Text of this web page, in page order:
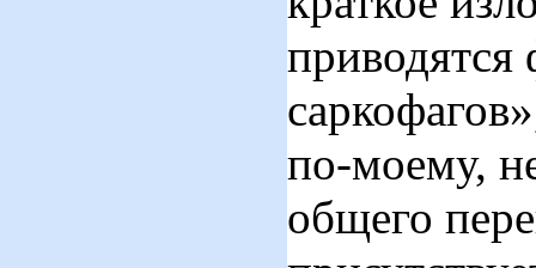
приводятся
по-моему,
общего